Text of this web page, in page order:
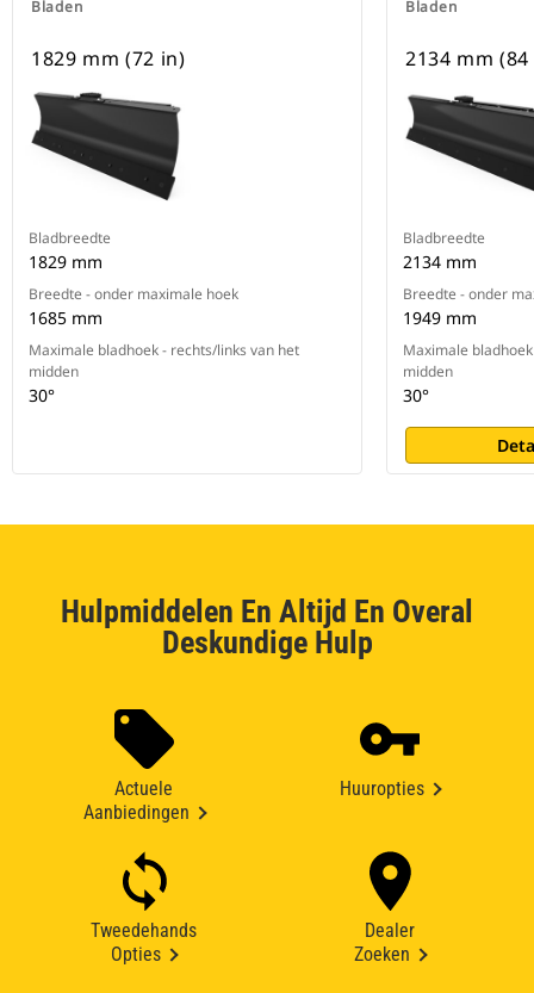
Bladen
1829 mm (72 in)
Bladbreedte
1829 mm
Breedte - onder maximale hoek
1685 mm
Maximale bladhoek - rechts/links van het
midden
30°
Bladen
2134 mm
Bladbreedte
2134 mm
Breedte - onder
1949 mm
Maximale
midden
30°
Hulpmiddelen En Altijd En Overal
Deskundige Hulp
Actuele
Aanbiedingen
Huuropties
Tweedehands
Opties
Dealer
Zoeken